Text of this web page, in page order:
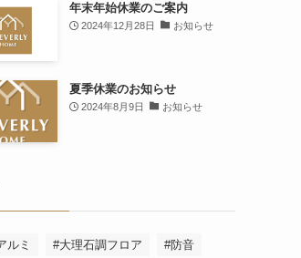
年末年始休業のご案内
2024年12月28日 お知らせ
夏季休業のお知らせ
2024年8月9日 お知らせ
ルミ #大理石調フロア #防音